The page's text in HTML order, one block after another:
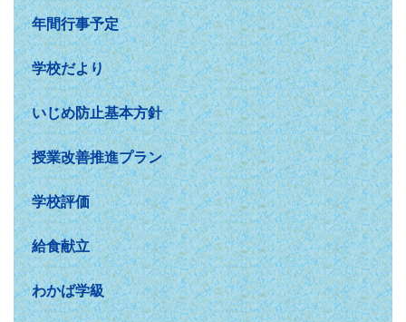
年間行事予定
学校だより
いじめ防止基本方針
授業改善推進プラン
学校評価
給食献立
わかば学級